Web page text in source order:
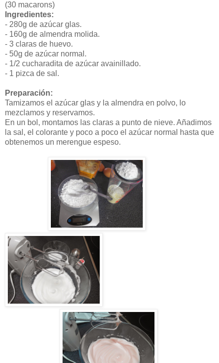
(30 macarons)
Ingredientes:
- 280g de azúcar glas.
- 160g de almendra molida.
- 3 claras de huevo.
- 50g de azúcar normal.
- 1/2 cucharadita de azúcar avainillado.
- 1 pizca de sal.
Preparación:
Tamizamos el azúcar glas y la almendra en polvo, lo
mezclamos y reservamos.
En un bol, montamos las claras a punto de nieve. Añadimos
la sal, el colorante y poco a poco el azúcar normal hasta que
obtenemos un merengue espeso.